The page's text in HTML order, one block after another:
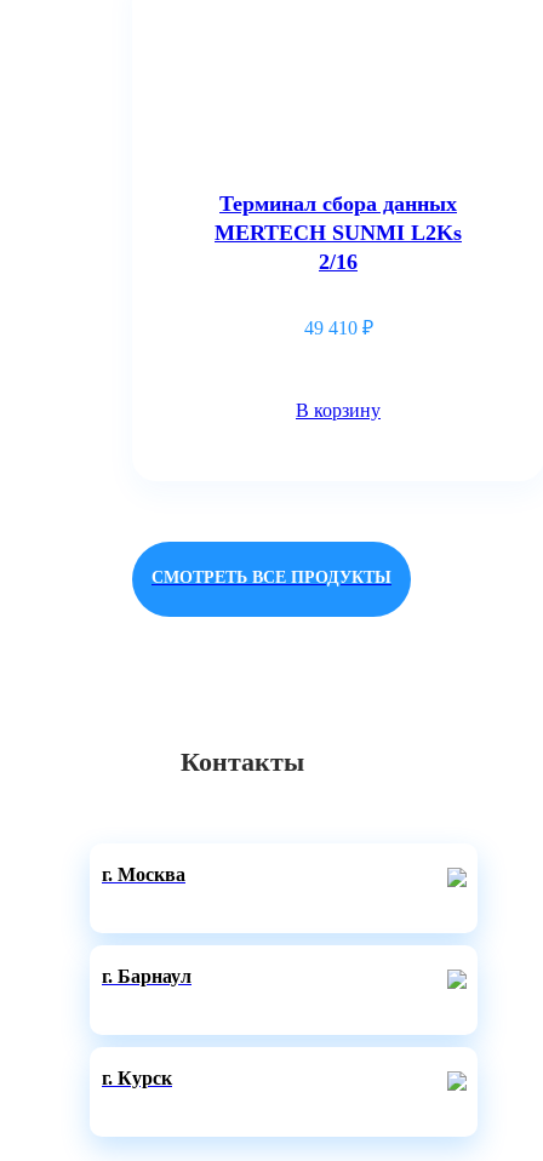
Терминал сбора данных
MERTECH SUNMI L2Ks
2/16
49 410 ₽
В корзину
СМОТРЕТЬ ВСЕ ПРОДУКТЫ
Контакты
г. Москва
г. Барнаул
г. Курск